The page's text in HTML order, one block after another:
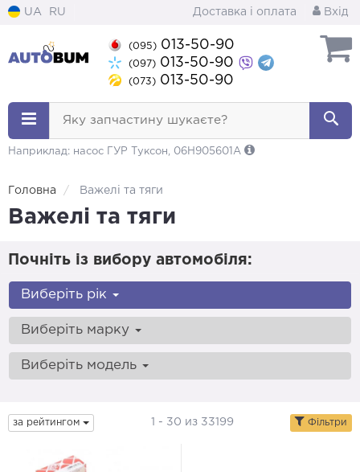
UA RU Доставка і оплата Вхід
(095) 013-50-90
(097) 013-50-90
(073) 013-50-90
Яку запчастину шукаєте?
Наприклад: насос ГУР Туксон, 06H905601A
Головна Важелі та тяги
Важелі та тяги
Почніть із вибору автомобіля:
Виберіть рік
Виберіть марку
Виберіть модель
за рейтингом 1 - 30 из 33199 Фільтри